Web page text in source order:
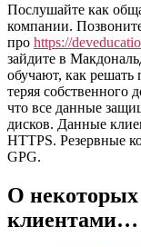
Послушайте как
компании.
про https://
зайдите в
обучают, как
теряя собственного
что все данные
дисков. Данные
HTTPS. Резервные
GPG.
О некоторых
клиентами…